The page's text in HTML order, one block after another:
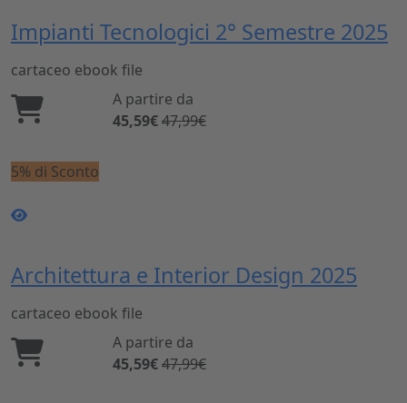
Impianti Tecnologici 2° Semestre 2025
cartaceo ebook file
A partire da
45,59€47,99€
5% di Sconto
Architettura e Interior Design 2025
cartaceo ebook file
A partire da
45,59€47,99€